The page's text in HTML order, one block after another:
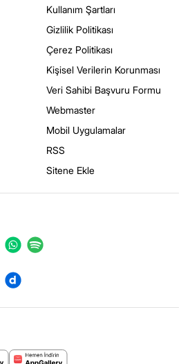
Kullanım Şartları
Gizlilik Politikası
Çerez Politikası
Kişisel Verilerin Korunması
Veri Sahibi Başvuru Formu
Webmaster
Mobil Uygulamalar
RSS
Sitene Ekle